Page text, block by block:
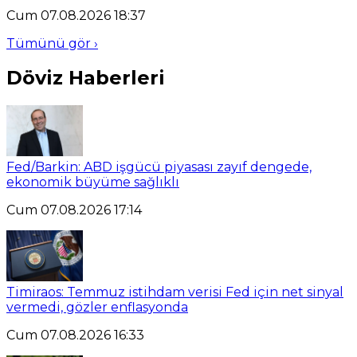
Cum 07.08.2026 18:37
Tümünü gör ›
Döviz Haberleri
Fed/Barkin: ABD işgücü piyasası zayıf dengede,
ekonomik büyüme sağlıklı
Cum 07.08.2026 17:14
Timiraos: Temmuz istihdam verisi Fed için net sinyal
vermedi, gözler enflasyonda
Cum 07.08.2026 16:33